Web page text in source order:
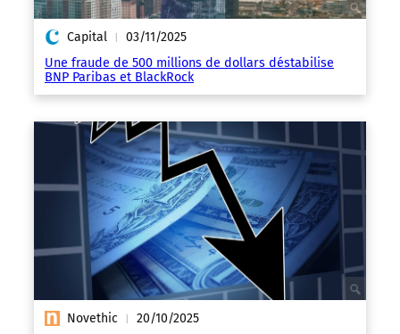
Capital | 03/11/2025
Une fraude de 500 millions de dollars déstabilise
BNP Paribas et BlackRock
Novethic | 20/10/2025